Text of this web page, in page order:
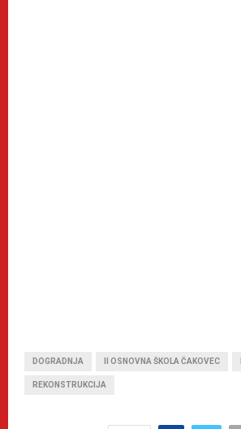
DOGRADNJA II OSNOVNA ŠKOLA ČAKOVEC
REKONSTRUKCIJA